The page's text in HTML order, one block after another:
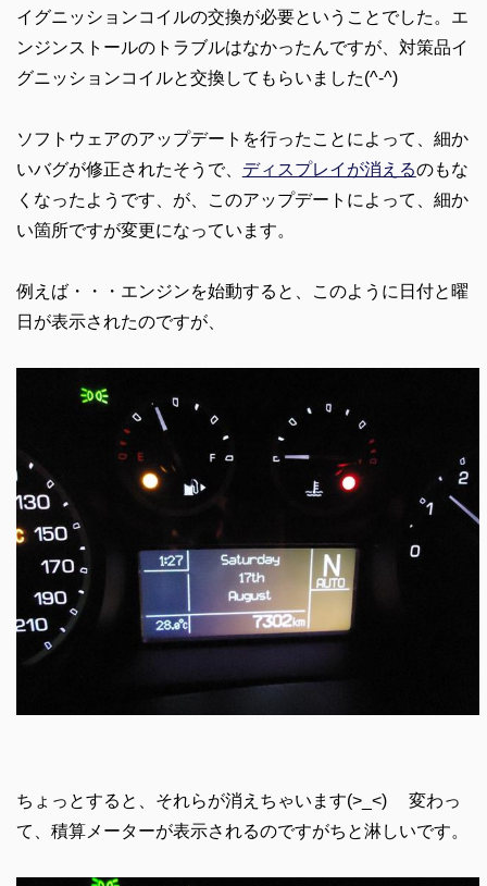
イグニッションコイルの交換が必要ということでした。エ
ンジンストールのトラブルはなかったんですが、対策品イ
グニッションコイルと交換してもらいました(^-^)
ソフトウェアのアップデートを行ったことによって、細か
いバグが修正されたそうで、 ディスプレイが消えるのもな
くなったようです、が、このアップデートによって、細か
い箇所ですが変更になっています。
例えば・・・エンジンを始動すると、このように日付と曜
日が表示されたのですが、
ちょっとすると、それらが消えちゃいます(>_<) 変わっ
て、積算メーターが表示されるのですがちと淋しいです。